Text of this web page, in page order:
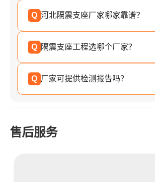
Q 河北隔震支座厂家哪家靠谱？
Q 隔震支座工程选哪个厂家？
Q 厂家可提供检测报告吗？
售后服务